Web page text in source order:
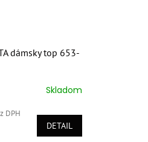
dámsky top 653-
Skladom
DPH
DETAIL